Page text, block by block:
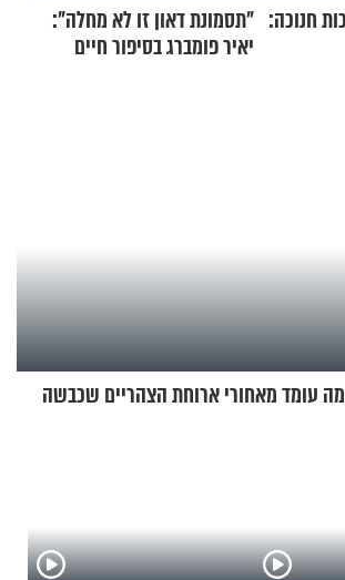
חנוכה: "תסמונת דאון זו לא מחלה":
יאיר פומברג בסיפור חיים
עומד מאחורי ארוחת הצהריים שכבשה